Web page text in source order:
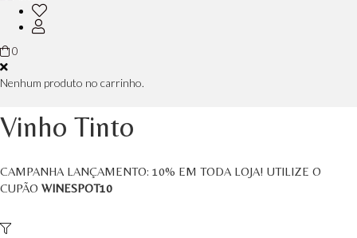
0
Nenhum produto no carrinho.
Vinho Tinto
CAMPANHA LANÇAMENTO: 10% EM TODA LOJA! UTILIZE O
CUPÃO WINESPOT10